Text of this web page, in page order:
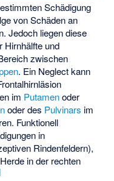
Schädigung
von Schäden an
Jedoch liegen diese
Hirnhälfte und
zwischen
. Ein Neglect kann
im Putamenoder
oder des Pulvinars im
Funktionell
in
Rindenfeldern),
in der rechten